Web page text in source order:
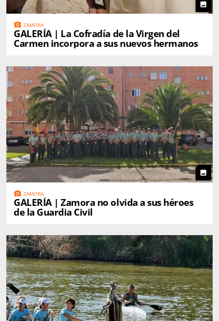
photo
photo_camera ZAMORA
GALERÍA | La Cofradía de la Virgen del
Carmen incorpora a sus nuevos hermanos
photo
photo_camera ZAMORA
GALERÍA | Zamora no olvida a sus héroes
de la Guardia Civil